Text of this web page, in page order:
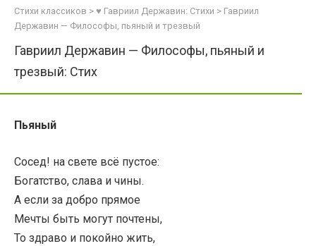
Стихи классиков > ♥ Гавриил Державин: Стихи > Гавриил
Державин — Философы, пьяный и трезвый
Гавриил Державин — Философы, пьяный и
трезвый: Стих
Пьяный
Сосед! на свете всё пустое:
Богатство, слава и чины.
А если за добро прямое
Мечты быть могут почтены,
То здраво и покойно жить,